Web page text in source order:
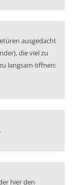
ausgedacht
die viel zu
langsam öffnen:
hier den